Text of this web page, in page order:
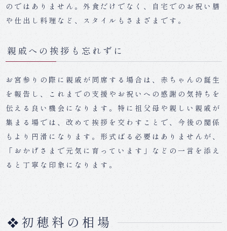
のではありません。外食だけでなく、自宅でのお祝い膳
や仕出し料理など、スタイルもさまざまです。
親戚への挨拶も忘れずに
お宮参りの際に親戚が同席する場合は、赤ちゃんの誕生
を報告し、これまでの支援やお祝いへの感謝の気持ちを
伝える良い機会になります。特に祖父母や親しい親戚が
集まる場では、改めて挨拶を交わすことで、今後の関係
もより円滑になります。形式ばる必要はありませんが、
「おかげさまで元気に育っています」などの一言を添え
ると丁寧な印象になります。
初穂料の相場